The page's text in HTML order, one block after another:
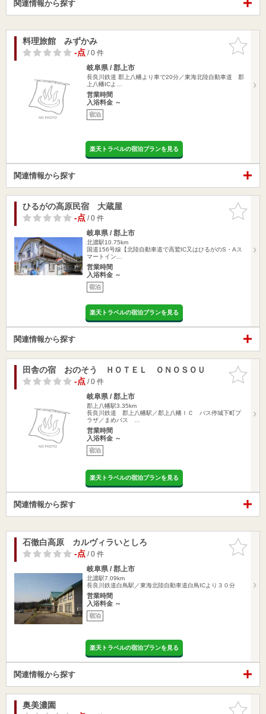
関連情報から探す
お気に入
りに追加
料理旅館 みずかみ
-点/ 0 件
岐阜県 / 郡上市
長良川鉄道 郡上八幡より車で20分／東海北陸自動車道 郡
上八幡ICよ…
営業時間
入浴料金 ～
宿泊
楽天トラベルの宿泊プランを見る
関連情報から探す
お気に入
りに追加
ひるがの高原民宿 大蔵屋
-点/ 0 件
岐阜県 / 郡上市
北濃駅10.75km
国道156号線【北陸自動車道で高鷲IC又はひるがのS・Aス
マートイン…
営業時間
入浴料金 ～
宿泊
楽天トラベルの宿泊プランを見る
関連情報から探す
お気に入
りに追加
田舎の宿 おのそう ＨＯＴＥＬ ＯＮＯＳＯＵ
-点/ 0 件
岐阜県 / 郡上市
郡上八幡駅3.35km
長良川鉄道 郡上八幡駅／郡上八幡ＩＣ バス停城下町プ
ラザ／まめバス …
営業時間
入浴料金 ～
宿泊
楽天トラベルの宿泊プランを見る
関連情報から探す
お気に入
りに追加
石徹白高原 カルヴィラいとしろ
-点/ 0 件
岐阜県 / 郡上市
北濃駅7.09km
長良川鉄道白鳥駅／東海北陸自動車道白鳥ICより３０分
営業時間
入浴料金 ～
宿泊
楽天トラベルの宿泊プランを見る
関連情報から探す
お気に入
奥美濃園